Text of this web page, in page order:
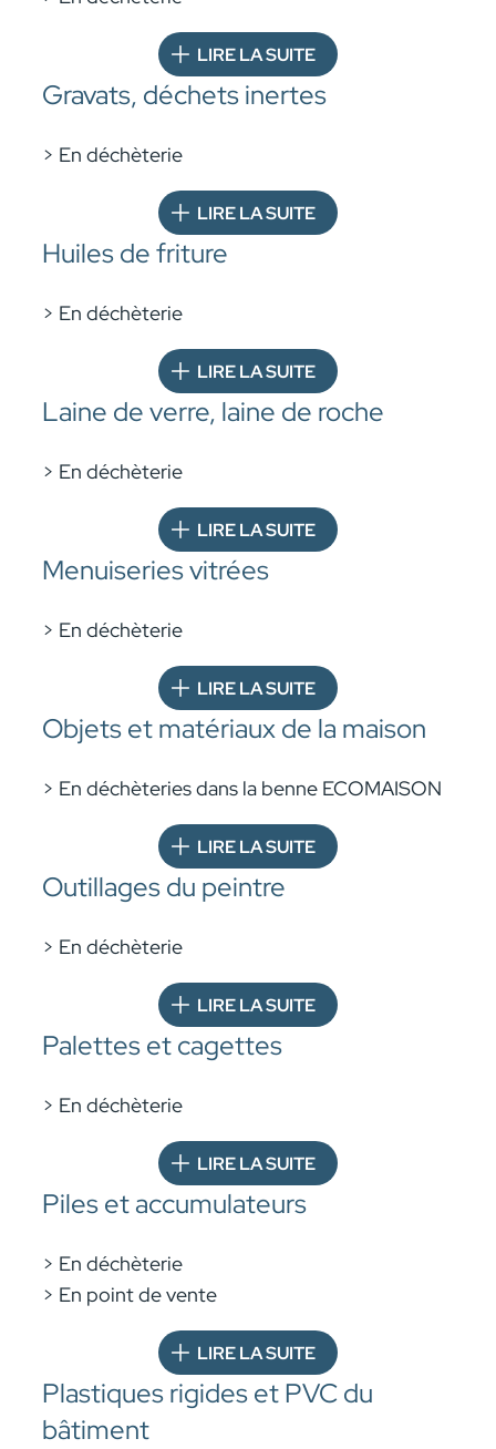
LIRE LA SUITE
Gravats, déchets inertes
> En déchèterie
LIRE LA SUITE
Huiles de friture
> En déchèterie
LIRE LA SUITE
Laine de verre, laine de roche
> En déchèterie
LIRE LA SUITE
Menuiseries vitrées
> En déchèterie
LIRE LA SUITE
Objets et matériaux de la maison
> En déchèteries dans la benne ECOMAISON
LIRE LA SUITE
Outillages du peintre
> En déchèterie
LIRE LA SUITE
Palettes et cagettes
> En déchèterie
LIRE LA SUITE
Piles et accumulateurs
> En déchèterie
> En point de vente
LIRE LA SUITE
Plastiques rigides et PVC du
bâtiment